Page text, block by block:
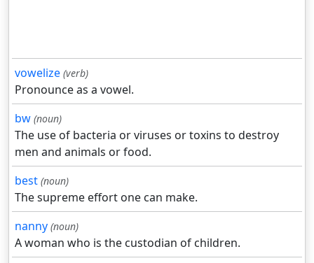
vowelize (verb)
Pronounce as a vowel.
bw (noun)
The use of bacteria or viruses or toxins to destroy
men and animals or food.
best (noun)
The supreme effort one can make.
nanny (noun)
A woman who is the custodian of children.